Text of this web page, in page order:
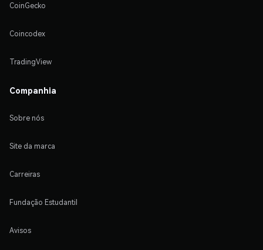
CoinGecko
Coincodex
TradingView
Companhia
Sobre nós
Site da marca
Carreiras
Fundação Estudantil
Avisos